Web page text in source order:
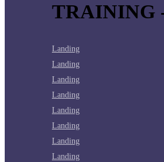
TRAINING
Landing
Landing
Landing
Landing
Landing
Landing
Landing
Landing